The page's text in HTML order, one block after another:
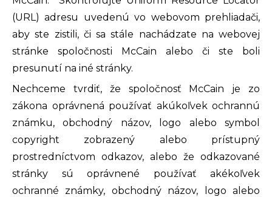
(URL) adresu uvedenú vo webovom prehliadači,
aby ste zistili, či sa stále nachádzate na webovej
stránke spoločnosti McCain alebo či ste boli
presunutí na iné stránky.
Nechceme tvrdiť, že spoločnosť McCain je zo
zákona oprávnená používať akúkoľvek ochrannú
známku, obchodný názov, logo alebo symbol
copyright zobrazený alebo prístupný
prostredníctvom odkazov, alebo že odkazované
stránky sú oprávnené používať akékoľvek
ochranné známky, obchodný názov, logo alebo